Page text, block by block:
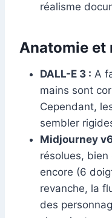
réalisme
Anatomie et
DALL-E 3 : A
mains sont
Cependant,
sembler
Midjourney
résolues,
encore (6
revanche, la
des